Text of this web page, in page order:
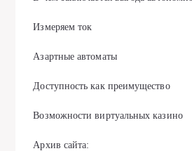
Измеряем ток
Азартные автоматы
Доступность как преимущество
Возможности виртуальных казино
Архив сайта: